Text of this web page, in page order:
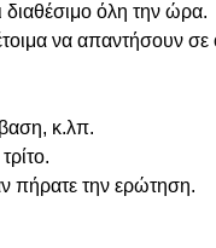
όλη την ώρα.
να απαντήσουν σε
κ.λπ.
πήρατε την ερώτηση.